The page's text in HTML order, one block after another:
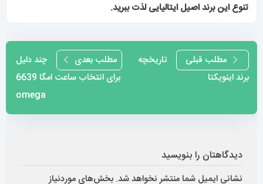
تنوع این برند اصیل ایتالیایی لذت ببرید.
راهبری
نوشته
مطلب قبلی
تاریخچه
برند اینویکتا
مطلب بعدی
چند دلیل
برای انتخاب ساعت امگا 6639
omega
دیدگاهتان را بنویسید
نشانی ایمیل شما منتشر نخواهد شد. بخش‌های موردنیاز